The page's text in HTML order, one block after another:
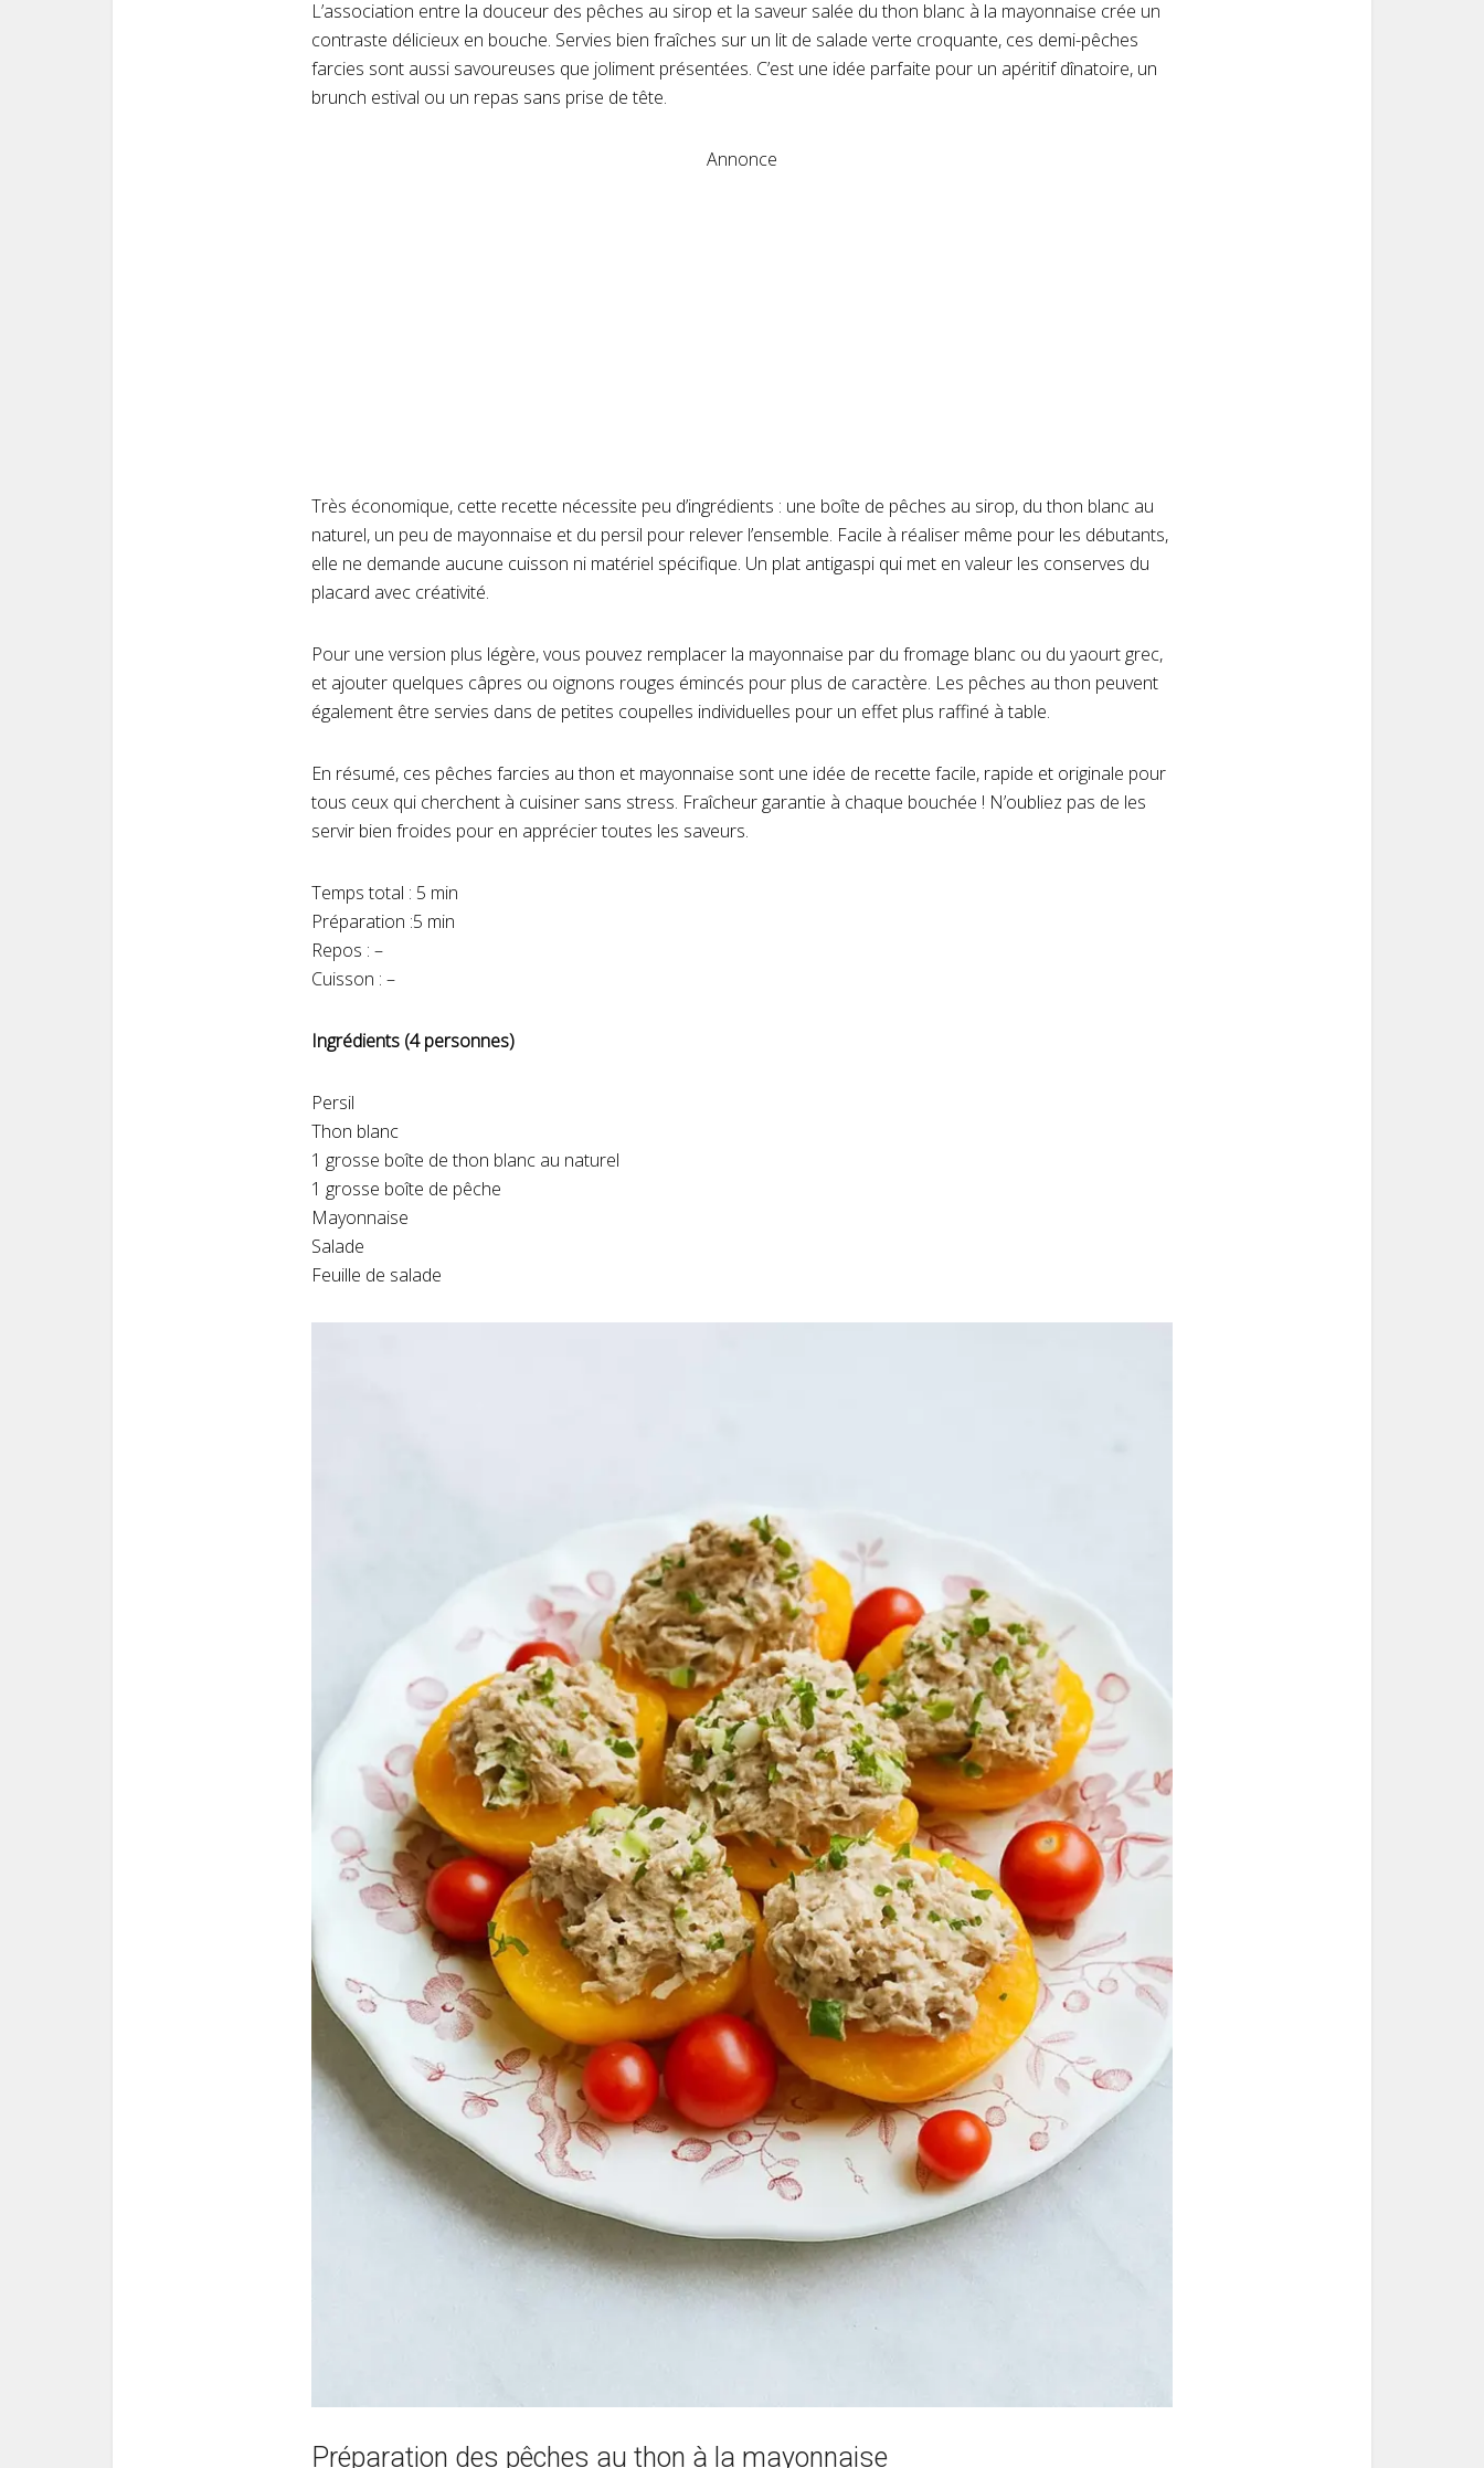
L’association entre la douceur des pêches au sirop et la saveur salée du thon blanc à la mayonnaise crée un
contraste délicieux en bouche. Servies bien fraîches sur un lit de salade verte croquante, ces demi-pêches
farcies sont aussi savoureuses que joliment présentées. C’est une idée parfaite pour un apéritif dînatoire, un
brunch estival ou un repas sans prise de tête.
Annonce
Très économique, cette recette nécessite peu d’ingrédients : une boîte de pêches au sirop, du thon blanc au
naturel, un peu de mayonnaise et du persil pour relever l’ensemble. Facile à réaliser même pour les débutants,
elle ne demande aucune cuisson ni matériel spécifique. Un plat antigaspi qui met en valeur les conserves du
placard avec créativité.
Pour une version plus légère, vous pouvez remplacer la mayonnaise par du fromage blanc ou du yaourt grec,
et ajouter quelques câpres ou oignons rouges émincés pour plus de caractère. Les pêches au thon peuvent
également être servies dans de petites coupelles individuelles pour un effet plus raffiné à table.
En résumé, ces pêches farcies au thon et mayonnaise sont une idée de recette facile, rapide et originale pour
tous ceux qui cherchent à cuisiner sans stress. Fraîcheur garantie à chaque bouchée ! N’oubliez pas de les
servir bien froides pour en apprécier toutes les saveurs.
Temps total : 5 min
Préparation :5 min
Repos : –
Cuisson : –
Ingrédients (4 personnes)
Persil
Thon blanc
1 grosse boîte de thon blanc au naturel
1 grosse boîte de pêche
Mayonnaise
Salade
Feuille de salade
Préparation des pêches au thon à la mayonnaise